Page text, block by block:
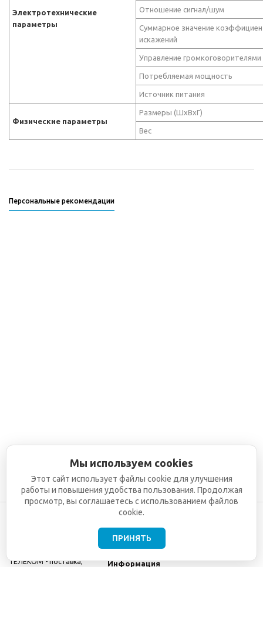
Электротехнические
параметры
Отношение сигнал/шум
Суммарное значение
искажений
Управление громкоговорителями
Потребляемая мощность
Источник питания
Физические параметры
Размеры (ШхВхГ)
Вес
Персональные рекомендации
ТЕЛЕКОМ - поставка,
Информация
Мы используем cookies
Этот сайт использует файлы cookie для улучшения
работы и повышения удобства пользования. Продолжая
просмотр, вы соглашаетесь с использованием файлов
cookie.
ПРИНЯТЬ